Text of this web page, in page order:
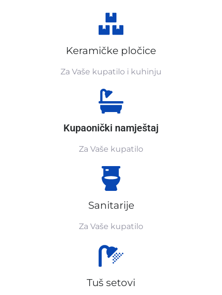
Keramičke pločice
Za Vaše kupatilo i kuhinju
Kupaonički namještaj
Za Vaše kupatilo
Sanitarije
Za Vaše kupatilo
Tuš setovi